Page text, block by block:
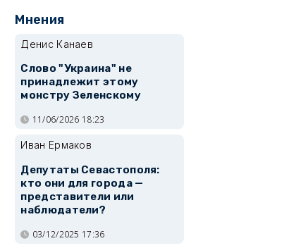
Мнения
Денис Канаев
Слово "Украина" не
принадлежит этому
монстру Зеленскому
11/06/2026 18:23
Иван Ермаков
Депутаты Севастополя:
кто они для города —
представители или
наблюдатели?
03/12/2025 17:36